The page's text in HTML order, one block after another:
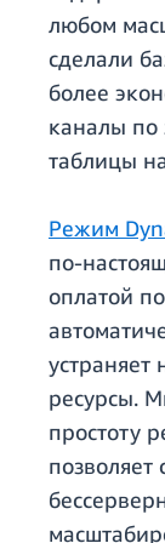
любом
сделали
более
каналы по
таблицы
Режим
по-
оплатой
устраняет
ресурсы.
простоту
позволяет